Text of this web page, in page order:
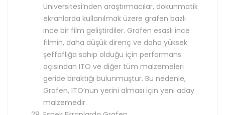
Üniversitesi’nden araştırmacılar, dokunmatik
ekranlarda kullanılmak üzere grafen bazlı
ince bir film geliştirdiler. Grafen esaslı ince
filmin, daha düşük direnç ve daha yüksek
şeffaflığa sahip olduğu için performans
açısından ITO ve diğer tüm malzemeleri
geride bıraktığı bulunmuştur. Bu nedenle,
Grafen, ITO’nun yerini alması için yeni aday
malzemedir.